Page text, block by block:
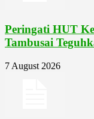
Peringati HUT
Tambusai
7 August 2026